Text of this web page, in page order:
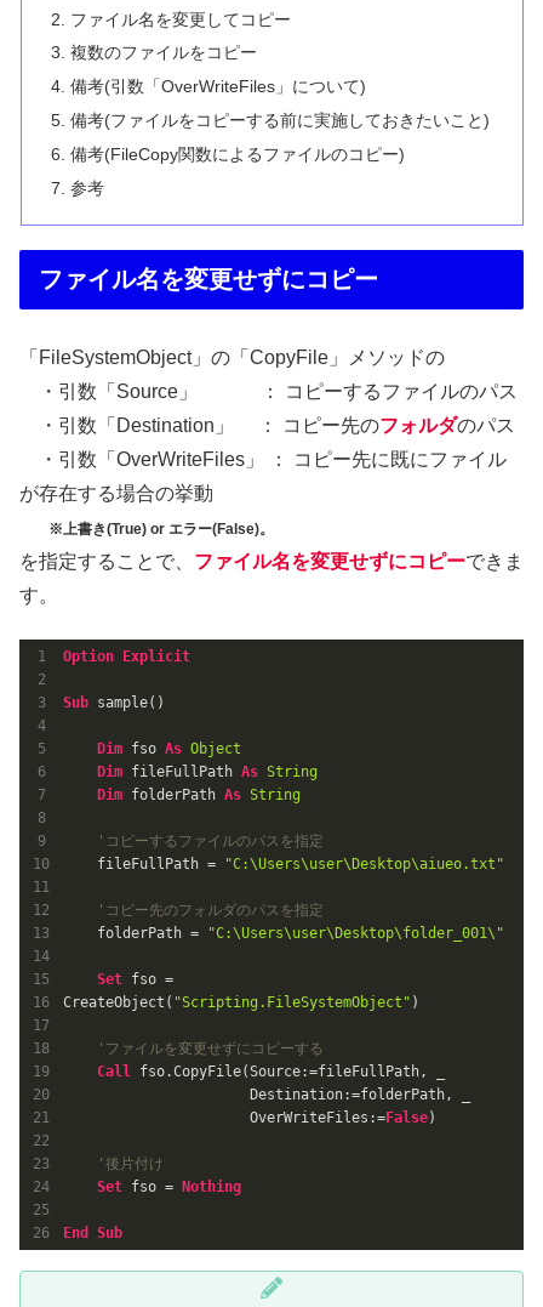
ファイル名を変更してコピー
複数のファイルをコピー
備考(引数「OverWriteFiles」について)
備考(ファイルをコピーする前に実施しておきたいこと)
備考(FileCopy関数によるファイルのコピー)
参考
ファイル名を変更せずにコピー
「FileSystemObject」の「CopyFile」メソッドの
・引数「Source」 ： コピーするファイルのパス
・引数「Destination」 ： コピー先のフォルダのパス
・引数「OverWriteFiles」 ： コピー先に既にファイル
が存在する場合の挙動
※上書き(True) or エラー(False)。
を指定することで、 ファイル名を変更せずにコピーできま
す。
Option Explicit
Sub sample()
Dim fso As Object
Dim fileFullPath As String
Dim folderPath As String
'コピーするファイルのパスを指定
    fileFullPath =
"C:\Users\user\Desktop\aiueo.txt"
'コピー先のフォルダのパスを指定
    folderPath =
"C:\Users\user\Desktop\folder_001\"
Set fso =
CreateObject( "Scripting.FileSystemObject" )
'ファイルを変更せずにコピーする
Call
fso.CopyFile(Source:=fileFullPath, _
                      OverWriteFiles:=
False)
'後片付け
Set fso = Nothing
End Sub